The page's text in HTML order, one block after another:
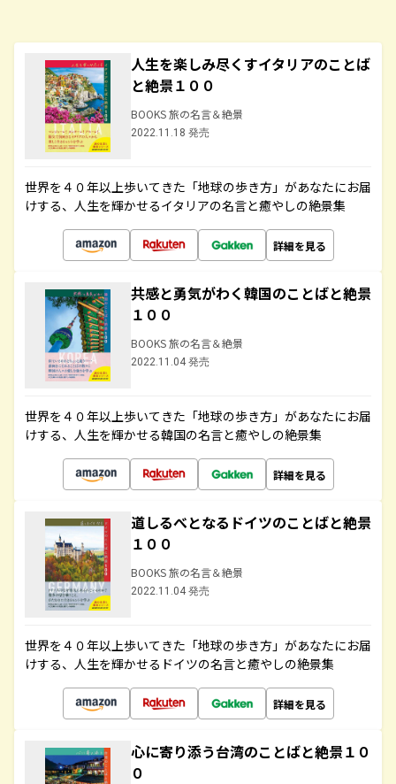
人生を楽しみ尽くすイタリアのことば
と絶景１００
BOOKS 旅の名言＆絶景
2022.11.18 発売
世界を４０年以上歩いてきた「地球の歩き方」があなたにお届
けする、人生を輝かせるイタリアの名言と癒やしの絶景集
詳細を見る
共感と勇気がわく韓国のことばと絶景
１００
BOOKS 旅の名言＆絶景
2022.11.04 発売
世界を４０年以上歩いてきた「地球の歩き方」があなたにお届
けする、人生を輝かせる韓国の名言と癒やしの絶景集
詳細を見る
道しるべとなるドイツのことばと絶景
１００
BOOKS 旅の名言＆絶景
2022.11.04 発売
世界を４０年以上歩いてきた「地球の歩き方」があなたにお届
けする、人生を輝かせるドイツの名言と癒やしの絶景集
詳細を見る
心に寄り添う台湾のことばと絶景１０
０